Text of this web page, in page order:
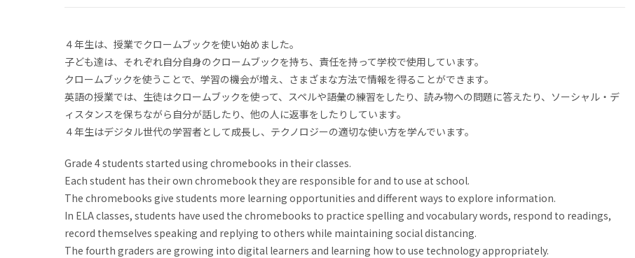
４年生は、授業でクロームブックを使い始めました。
子ども達は、それぞれ自分自身のクロームブックを持ち、責任を持って学校で使用しています。
クロームブックを使うことで、学習の機会が増え、さまざまな方法で情報を得ることができます。
英語の授業では、生徒はクロームブックを使って、スペルや語彙の練習をしたり、読み物への問題に答えたり、ソーシャル・デ
ィスタンスを保ちながら自分が話したり、他の人に返事をしたりしています。
４年生はデジタル世代の学習者として成長し、テクノロジーの適切な使い方を学んでいます。
Grade 4 students started using chromebooks in their classes.
Each student has their own chromebook they are responsible for and to use at school.
The chromebooks give students more learning opportunities and different ways to explore information.
In ELA classes, students have used the chromebooks to practice spelling and vocabulary words, respond to readings,
record themselves speaking and replying to others while maintaining social distancing.
The fourth graders are growing into digital learners and learning how to use technology appropriately.